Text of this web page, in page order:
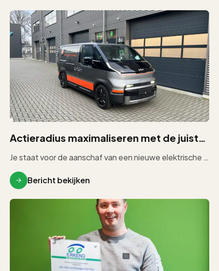
Actieradius maximaliseren met de juiste bedrijfswageninrichting
Je staat voor de aanschaf van een nieuwe elektrische bedrijfswagen. Je vergelijkt modellen, kijkt naar laadruimte, motorvermogen en prijs. Maar […]
Bericht bekijken